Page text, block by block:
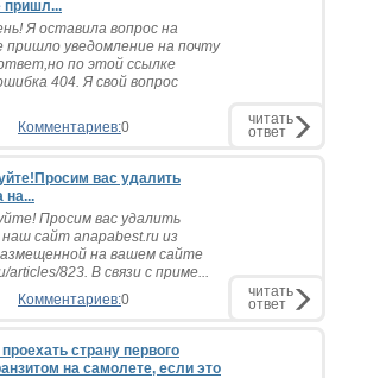
пришл...
Я оставила вопрос на
пришло уведомление на почту
по этой ссылке
404. Я свой вопрос
Комментариев:0 читать
ответ
вас удалить
на...
Просим вас удалить
наш сайт anapabest.ru из
на вашем сайте
articles/823. В связи с приме...
Комментариев:0 читать
ответ
страну первого
на самолете, если это